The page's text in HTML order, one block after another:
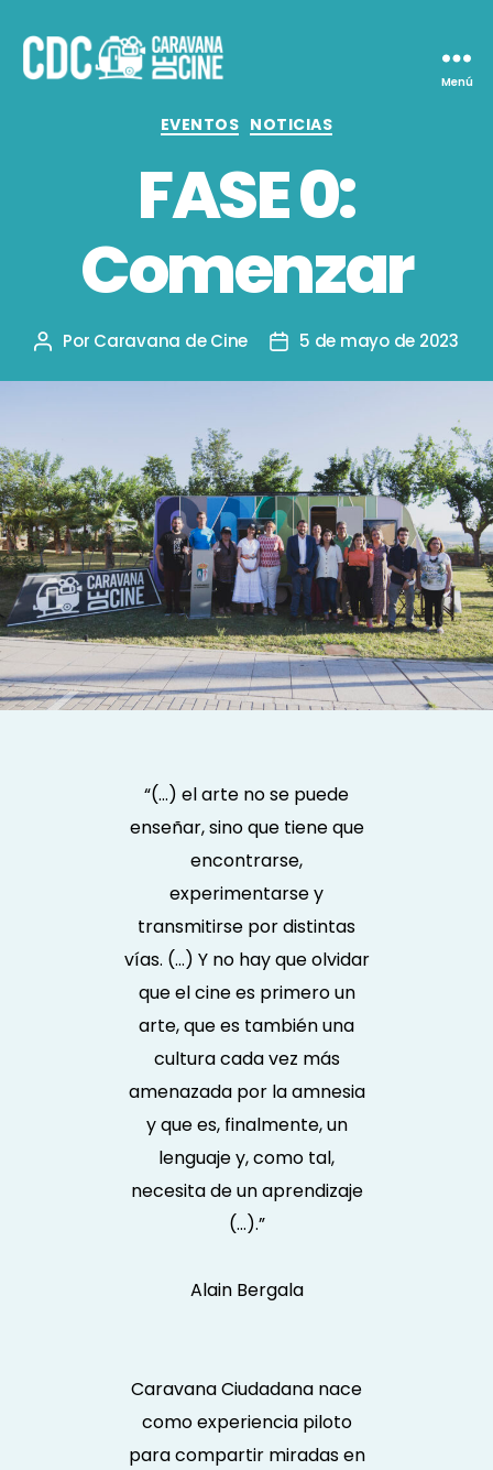
Menú
Categorías
EVENTOS NOTICIAS
FASE 0:
Comenzar
Autor
Por Caravana de Cine
Fecha
5 de mayo de 2023
“(…) el arte no se puede
enseñar, sino que tiene que
encontrarse,
experimentarse y
transmitirse por distintas
vías. (…) Y no hay que olvidar
que el cine es primero un
arte, que es también una
cultura cada vez más
amenazada por la amnesia
y que es, finalmente, un
lenguaje y, como tal,
necesita de un aprendizaje
(…).”
Alain Bergala
Caravana Ciudadana nace
como experiencia piloto
para compartir miradas en